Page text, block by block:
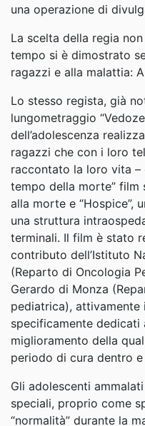
una operazione di
La scelta della regia
tempo si è dimostrato
ragazzi e alla malattia:
Lo stesso regista, già
lungometraggio
dell’adolescenza
ragazzi che con i loro
raccontato la loro vita –
tempo della morte” film
alla morte e “Hospice”,
una struttura
terminali. Il film è stato
contributo dell’Istituto
(Reparto di Oncologia
Gerardo di Monza
pediatrica),
specificamente dedicati
miglioramento della
periodo di cura dentro e
Gli adolescenti
speciali, proprio come
“normalità” durante la